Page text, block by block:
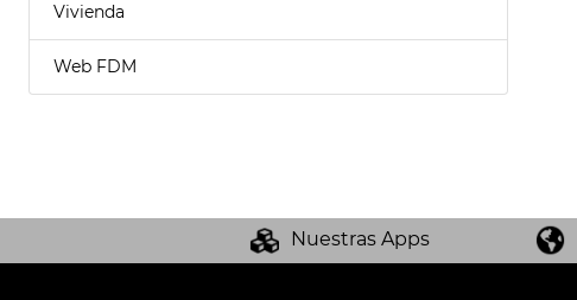
Vivienda
Web FDM
Nuestras Apps